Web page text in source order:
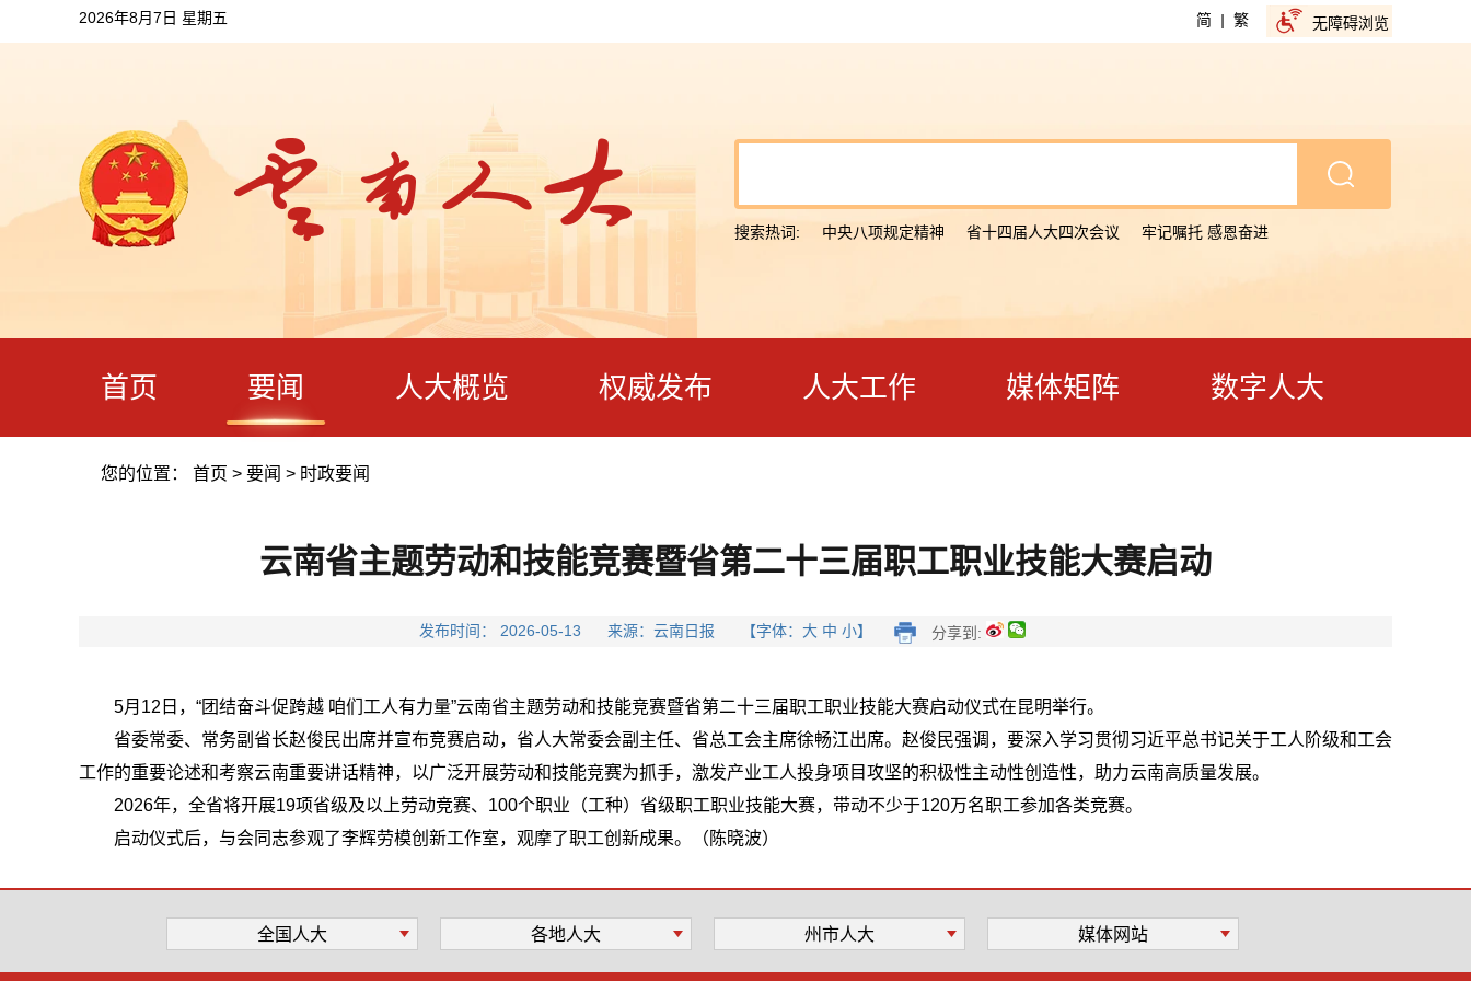
2026年8月7日 星期五 简 | 繁 无障碍浏览
搜索热词: 中央八项规定精神 省十四届人大四次会议 牢记嘱托 感恩奋进
首页 要闻 人大概览 权威发布 人大工作 媒体矩阵 数字人大
您的位置： 首页 > 要闻 > 时政要闻
云南省主题劳动和技能竞赛暨省第二十三届职工职业技能大赛启动
发布时间： 2026-05-13 来源：云南日报 【字体：大 中 小】 分享到:
5月12日，“团结奋斗促跨越 咱们工人有力量”云南省主题劳动和技能竞赛暨省第二十三届职工职业技能大赛启动仪式在昆明举行。
省委常委、常务副省长赵俊民出席并宣布竞赛启动，省人大常委会副主任、省总工会主席徐畅江出席。赵俊民强调，要深入学习贯彻习近平总书记关于工人阶级和工会
工作的重要论述和考察云南重要讲话精神，以广泛开展劳动和技能竞赛为抓手，激发产业工人投身项目攻坚的积极性主动性创造性，助力云南高质量发展。
2026年，全省将开展19项省级及以上劳动竞赛、100个职业（工种）省级职工职业技能大赛，带动不少于120万名职工参加各类竞赛。
启动仪式后，与会同志参观了李辉劳模创新工作室，观摩了职工创新成果。（陈晓波）
全国人大 各地人大 州市人大 媒体网站